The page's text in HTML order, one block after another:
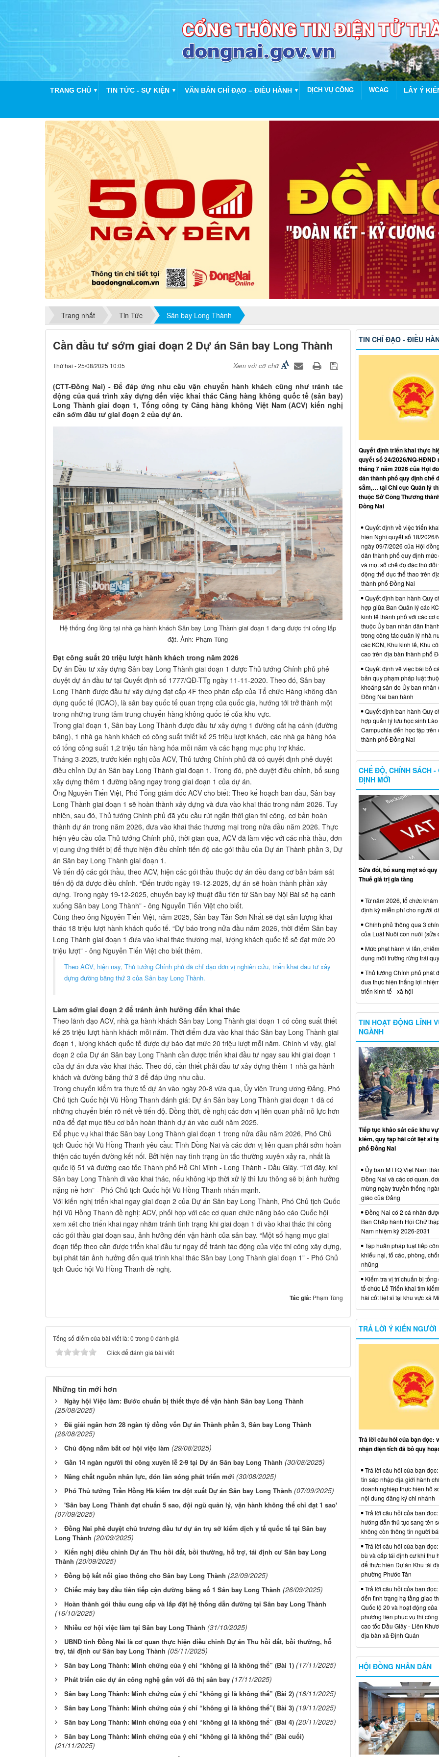
TRANG CHỦ ▼ TIN TỨC - SỰ KIỆN ▼ VĂN BẢN CHỈ ĐẠO – ĐIỀU HÀNH ▼ DỊCH VỤ CÔNG WCAG LẤY Ý
Trang nhất Tin Tức Sân bay Long Thành
Cần đầu tư sớm giai đoạn 2 Dự án Sân bay Long Thành
Thứ hai - 25/08/2025 10:05 Xem với cỡ chữ
(CTT-Đồng Nai) - Để đáp ứng nhu cầu vận chuyển hành khách cũng như tránh tác
động của quá trình xây dựng đến việc khai thác Cảng hàng không quốc tế (sân bay)
Long Thành giai đoạn 1, Tổng công ty Cảng hàng không Việt Nam (ACV) kiến nghị
cần sớm đầu tư giai đoạn 2 của dự án.
Hệ thống ống lồng tại nhà ga hành khách Sân bay Long Thành giai đoạn 1 đang được thi công lắp
đặt. Ảnh: Phạm Tùng
Đạt công suất 20 triệu lượt hành khách trong năm 2026
Dự án Đầu tư xây dựng Sân bay Long Thành giai đoạn 1 được Thủ tướng Chính phủ phê
duyệt dự án đầu tư tại Quyết định số 1777/QĐ-TTg ngày 11-11-2020. Theo đó, Sân bay
Long Thành được đầu tư xây dựng đạt cấp 4F theo phân cấp của Tổ chức Hàng không dân
dụng quốc tế (ICAO), là sân bay quốc tế quan trọng của quốc gia, hướng tới trở thành một
trong những trung tâm trung chuyển hàng không quốc tế của khu vực.
Trong giai đoạn 1, Sân bay Long Thành được đầu tư xây dựng 1 đường cất hạ cánh (đường
băng), 1 nhà ga hành khách có công suất thiết kế 25 triệu lượt khách, các nhà ga hàng hóa
có tổng công suất 1,2 triệu tấn hàng hóa mỗi năm và các hạng mục phụ trợ khác.
Tháng 3-2025, trước kiến nghị của ACV, Thủ tướng Chính phủ đã có quyết định phê duyệt
điều chỉnh Dự án Sân bay Long Thành giai đoạn 1. Trong đó, phê duyệt điều chỉnh, bổ sung
xây dựng thêm 1 đường băng ngay trong giai đoạn 1 của dự án.
Ông Nguyễn Tiến Việt, Phó Tổng giám đốc ACV cho biết: Theo kế hoạch ban đầu, Sân bay
Long Thành giai đoạn 1 sẽ hoàn thành xây dựng và đưa vào khai thác trong năm 2026. Tuy
nhiên, sau đó, Thủ tướng Chính phủ đã yêu cầu rút ngắn thời gian thi công, cơ bản hoàn
thành dự án trong năm 2026, đưa vào khai thác thương mại trong nửa đầu năm 2026. Thực
hiện yêu cầu của Thủ tướng Chính phủ, thời gian qua, ACV đã làm việc với các nhà thầu, đơn
vị cung ứng thiết bị để thực hiện điều chỉnh tiến độ các gói thầu của Dự án Thành phần 3, Dự
án Sân bay Long Thành giai đoạn 1.
Về tiến độ các gói thầu, theo ACV, hiện các gói thầu thuộc dự án đều đang cơ bản bám sát
tiến độ đã được điều chỉnh. “Đến trước ngày 19-12-2025, dự án sẽ hoàn thành phần xây
dựng. Trong ngày 19-12-2025, chuyến bay kỹ thuật đầu tiên từ Sân bay Nội Bài sẽ hạ cánh
xuống Sân bay Long Thành” - ông Nguyễn Tiến Việt cho biết.
Cũng theo ông Nguyễn Tiến Việt, năm 2025, Sân bay Tân Sơn Nhất sẽ đạt sản lượng khai
thác 18 triệu lượt hành khách quốc tế. “Dự báo trong nửa đầu năm 2026, thời điểm Sân bay
Long Thành giai đoạn 1 đưa vào khai thác thương mại, lượng khách quốc tế sẽ đạt mức 20
triệu lượt” - ông Nguyễn Tiến Việt cho biết thêm.
Theo ACV, hiện nay, Thủ tướng Chính phủ đã chỉ đạo đơn vị nghiên cứu, triển khai đầu tư xây
dựng đường băng thứ 3 của Sân bay Long Thành.
Làm sớm giai đoạn 2 để tránh ảnh hưởng đến khai thác
Theo lãnh đạo ACV, nhà ga hành khách Sân bay Long Thành giai đoạn 1 có công suất thiết
kế 25 triệu lượt hành khách mỗi năm. Thời điểm đưa vào khai thác Sân bay Long Thành giai
đoạn 1, lượng khách quốc tế được dự báo đạt mức 20 triệu lượt mỗi năm. Chính vì vậy, giai
đoạn 2 của Dự án Sân bay Long Thành cần được triển khai đầu tư ngay sau khi giai đoạn 1
của dự án đưa vào khai thác. Theo đó, cần thiết phải đầu tư xây dựng thêm 1 nhà ga hành
khách và đường băng thứ 3 để đáp ứng nhu cầu.
Trong chuyến kiểm tra thực tế dự án vào ngày 20-8 vừa qua, Ủy viên Trung ương Đảng, Phó
Chủ tịch Quốc hội Vũ Hồng Thanh đánh giá: Dự án Sân bay Long Thành giai đoạn 1 đã có
những chuyển biến rõ nét về tiến độ. Đồng thời, đề nghị các đơn vị liên quan phải nỗ lực hơn
nữa để đạt mục tiêu cơ bản hoàn thành dự án vào cuối năm 2025.
Để phục vụ khai thác Sân bay Long Thành giai đoạn 1 trong nửa đầu năm 2026, Phó Chủ
tịch Quốc hội Vũ Hồng Thanh yêu cầu: Tỉnh Đồng Nai và các đơn vị liên quan phải sớm hoàn
thiện các tuyến đường kết nối. Bởi hiện nay tình trạng ùn tắc thường xuyên xảy ra, nhất là
quốc lộ 51 và đường cao tốc Thành phố Hồ Chí Minh - Long Thành - Dầu Giây. “Tới đây, khi
Sân bay Long Thành đi vào khai thác, nếu không kịp thời xử lý thì lưu thông sẽ bị ảnh hưởng
nặng nề hơn” - Phó Chủ tịch Quốc hội Vũ Hồng Thanh nhấn mạnh.
Với kiến nghị triển khai ngay giai đoạn 2 của Dự án Sân bay Long Thành, Phó Chủ tịch Quốc
hội Vũ Hồng Thanh đề nghị: ACV, phối hợp với các cơ quan chức năng báo cáo Quốc hội
xem xét cho triển khai ngay nhằm tránh tình trạng khi giai đoạn 1 đi vào khai thác thi công
các gói thầu giai đoạn sau, ảnh hưởng đến vận hành của sân bay. “Một số hạng mục giai
đoạn tiếp theo cần được triển khai đầu tư ngay để tránh tác động của việc thi công xây dựng,
bụi phát tán ảnh hưởng đến quá trình khai thác Sân bay Long Thành giai đoạn 1” - Phó Chủ
tịch Quốc hội Vũ Hồng Thanh đề nghị.
Tác giả: Phạm Tùng
Tổng số điểm của bài viết là: 0 trong 0 đánh giá
Click để đánh giá bài viết
Những tin mới hơn
Ngày hội Việc làm: Bước chuẩn bị thiết thực để vận hành Sân bay Long Thành
(25/08/2025)
Đã giải ngân hơn 28 ngàn tỷ đồng vốn Dự án Thành phần 3, Sân bay Long Thành
(26/08/2025)
Chủ động nắm bắt cơ hội việc làm (29/08/2025)
Gần 14 ngàn người thi công xuyên lễ 2-9 tại Dự án Sân bay Long Thành (30/08/2025)
Nâng chất nguồn nhân lực, đón làn sóng phát triển mới (30/08/2025)
Phó Thủ tướng Trần Hồng Hà kiểm tra đột xuất Dự án Sân bay Long Thành (07/09/2025)
'Sân bay Long Thành đạt chuẩn 5 sao, đội ngũ quản lý, vận hành không thể chỉ đạt 1 sao'
(07/09/2025)
Đồng Nai phê duyệt chủ trương đầu tư dự án trụ sở kiểm dịch y tế quốc tế tại Sân bay
Long Thành (20/09/2025)
Kiến nghị điều chỉnh Dự án Thu hồi đất, bồi thường, hỗ trợ, tái định cư Sân bay Long
Thành (20/09/2025)
Đồng bộ kết nối giao thông cho Sân bay Long Thành (22/09/2025)
Chiếc máy bay đầu tiên tiếp cận đường băng số 1 Sân bay Long Thành (26/09/2025)
Hoàn thành gói thầu cung cấp và lắp đặt hệ thống dẫn đường tại Sân bay Long Thành
(16/10/2025)
Nhiều cơ hội việc làm tại Sân bay Long Thành (31/10/2025)
UBND tỉnh Đồng Nai là cơ quan thực hiện điều chỉnh Dự án Thu hồi đất, bồi thường, hỗ
trợ, tái định cư Sân bay Long Thành (05/11/2025)
Sân bay Long Thành: Minh chứng của ý chí “không gì là không thể” (Bài 1) (17/11/2025)
Phát triển các dự án công nghệ gắn với đô thị sân bay (17/11/2025)
Sân bay Long Thành: Minh chứng của ý chí “không gì là không thể” (Bài 2) (18/11/2025)
Sân bay Long Thành: Minh chứng của ý chí “không gì là không thể”( Bài 3) (19/11/2025)
Sân bay Long Thành: Minh chứng của ý chí “không gì là không thể” (Bài 4) (20/11/2025)
Sân bay Long Thành: Minh chứng của ý chí “không gì là không thể” (Bài cuối)
(21/11/2025)
TIN CHỈ ĐẠO - ĐIỀU
Quyết định triển khai thực
quyết số 24/2026/NQ-HĐND
tháng 7 năm 2026 của Hội
dân thành phố quy định chế
sắm,… tại Chi cục Quản lý
thuộc Sở Công Thương
Đồng Nai
Quyết định về việc triển
hiện Nghị quyết số 18/2026/
ngày 09/7/2026 của Hội
dân thành phố quy định mức
và một số chế độ đặc thù đối
động thể dục thể thao trên
thành phố Đồng Nai
Quyết định ban hành Quy
hợp giữa Ban Quản lý các
kinh tế thành phố với các cơ
thuộc Ủy ban nhân dân
trong công tác quản lý nhà
các KCN, Khu kinh tế, Khu
cao trên địa bàn thành phố
Quyết định về việc bãi bỏ
bản quy phạm pháp luật
khoáng sản do Ủy ban nhân
Đồng Nai ban hành
Quyết định ban hành Quy
hợp quản lý lưu học sinh Lào
Campuchia đến học tập trên
thành phố Đồng Nai
CHẾ ĐỘ, CHÍNH SÁCH -
ĐỊNH MỚI
Sửa đổi, bổ sung một số
Thuế giá trị gia tăng
Từ năm 2026, tổ chức
định kỳ miễn phí cho người
Chính phủ thông qua 3
của Luật Nuôi con nuôi (sửa
Mức phạt hành vi lấn,
dụng môi trường rừng trái
Thủ tướng Chính phủ phát
đua thực hiện thắng lợi
triển kinh tế - xã hội
TIN HOẠT ĐỘNG LĨNH
NGÀNH
Tiếp tục khảo sát các khu
kiếm, quy tập hài cốt liệt sĩ
phố Đồng Nai
Ủy ban MTTQ Việt Nam
Đồng Nai và các cơ quan,
mừng ngày truyền thống
giáo của Đảng
Đồng Nai có 2 cá nhân
Ban Chấp hành Hội Chữ
Nam nhiệm kỳ 2026-2031
Tập huấn pháp luật tiếp
khiếu nại, tố cáo, phòng,
nhũng
Kiểm tra vị trí chuẩn bị tổng
tổ chức Lễ Triển khai tìm
hài cốt liệt sĩ tại khu vực xã
TRẢ LỜI Ý KIẾN NGƯỜI
Trả lời câu hỏi của bạn đọc:
nhận diện tích đã bỏ quy
Trả lời câu hỏi của bạn
tin sáp nhập địa giới hành
doanh nghiệp thực hiện hồ
nội dung đăng ký chi nhánh
Trả lời câu hỏi của bạn
hướng dẫn thủ tục sang tên
không còn thông tin người
Trả lời câu hỏi của bạn
bù và cấp tái định cư khi thu
để thực hiện Dự án Khu tái
phường Phước Tân
Trả lời câu hỏi của bạn
đến tình trạng hạ tầng giao
Quốc lộ 20 và hoạt động của
phương tiện phục vụ thi
cao tốc Dầu Giây - Liên
địa bàn xã Định Quán
HỘI ĐỒNG NHÂN DÂN